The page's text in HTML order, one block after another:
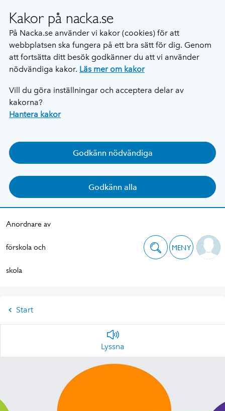
Kakor på nacka.se
På Nacka.se använder vi kakor (cookies) för att
webbplatsen ska fungera på ett bra sätt för dig. Genom
att fortsätta ditt besök godkänner du att vi använder
nödvändiga kakor. Läs mer om kakor
Vill du göra inställningar och acceptera delar av
kakorna?
Hantera kakor
Godkänn nödvändiga
Godkänn alla
Anordnare av
förskola och
skola
MENY
Start
Lyssna